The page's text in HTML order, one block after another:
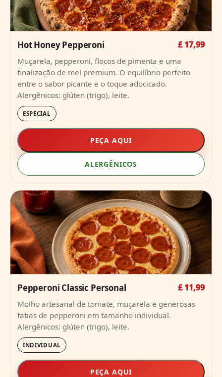
Hot Honey Pepperoni £ 17,99
Muçarela, pepperoni, flocos de pimenta e uma
finalização de mel premium. O equilíbrio perfeito
entre o sabor picante e o toque adocicado.
Alergênicos: glúten (trigo), leite.
ESPECIAL
PEÇA AQUI
ALERGÊNICOS
Pepperoni Classic Personal £ 11,99
Molho artesanal de tomate, muçarela e generosas
fatias de pepperoni em tamanho individual.
Alergênicos: glúten (trigo), leite.
INDIVIDUAL
PEÇA AQUI